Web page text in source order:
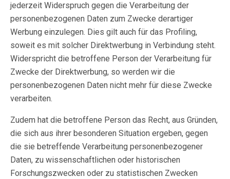
jederzeit Widerspruch gegen die Verarbeitung der
personenbezogenen Daten zum Zwecke derartiger
Werbung einzulegen. Dies gilt auch für das Profiling,
soweit es mit solcher Direktwerbung in Verbindung steht.
Widerspricht die betroffene Person der Verarbeitung für
Zwecke der Direktwerbung, so werden wir die
personenbezogenen Daten nicht mehr für diese Zwecke
verarbeiten.
Zudem hat die betroffene Person das Recht, aus Gründen,
die sich aus ihrer besonderen Situation ergeben, gegen
die sie betreffende Verarbeitung personenbezogener
Daten, zu wissenschaftlichen oder historischen
Forschungszwecken oder zu statistischen Zwecken